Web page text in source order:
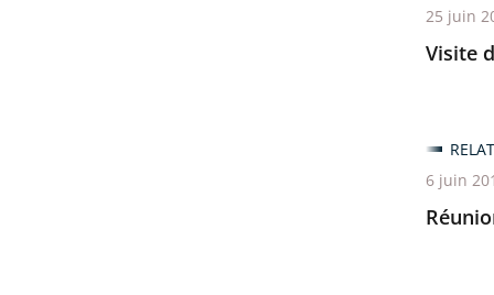
Visite
25 juin
6 juin